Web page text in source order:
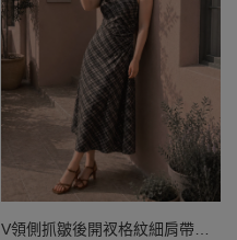
V領側抓皺後開衩格紋細肩帶長